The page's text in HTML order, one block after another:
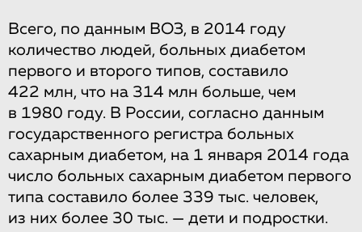
Всего, по данным ВОЗ, в 2014 году
количество людей, больных диабетом
первого и второго типов, составило
422 млн, что на 314 млн больше, чем
в 1980 году. В России, согласно данным
государственного регистра больных
сахарным диабетом, на 1 января 2014 года
число больных сахарным диабетом первого
типа составило более 339 тыс. человек,
из них более 30 тыс. — дети и подростки.